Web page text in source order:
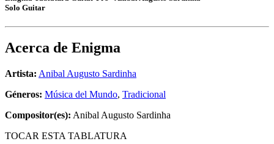
Solo Guitar
Acerca de Enigma
Artista: Anibal Augusto Sardinha
Géneros: Música del Mundo, Tradicional
Compositor(es): Anibal Augusto Sardinha
TOCAR ESTA TABLATURA